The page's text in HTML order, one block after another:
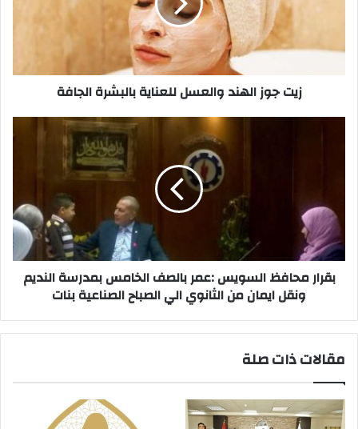
زيت جوز الهند والعسل للعناية بالبشرة الجافة
الخامس
بمدرسة
النديم
ونقل
ايمان
الي
الصناعية
بقرار محافظ السويس :عمر بالصف الخامس بمدرسة النديم
ونقل ايمان من الثانوي الي الصباح الصناعية بنات
مقالات ذات صلة